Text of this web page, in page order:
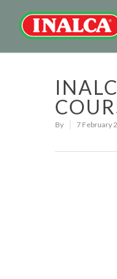
By 7 February